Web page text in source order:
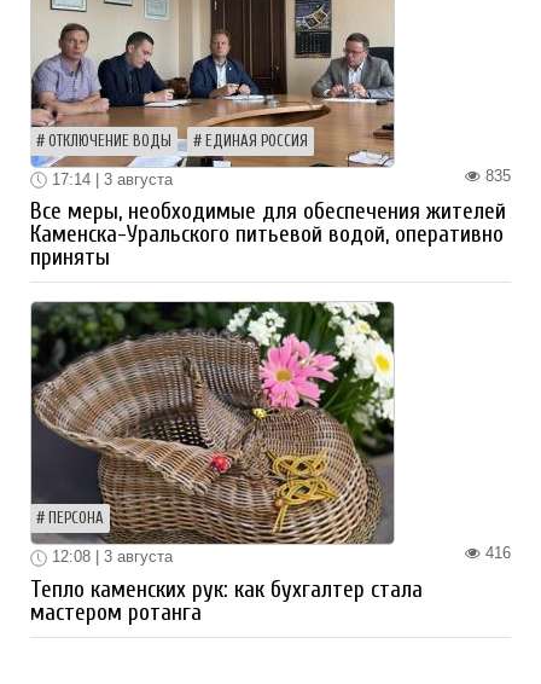
ОТКЛЮЧЕНИЕ ВОДЫ ЕДИНАЯ РОССИЯ
835
17:14 | 3 августа
Все меры, необходимые для обеспечения жителей
Каменска-Уральского питьевой водой, оперативно
приняты
ПЕРСОНА
416
12:08 | 3 августа
Тепло каменских рук: как бухгалтер стала
мастером ротанга